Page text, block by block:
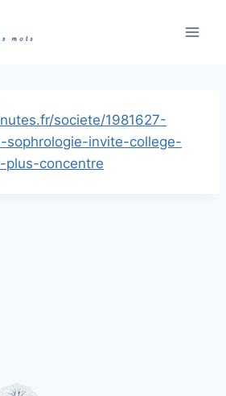
societe/1981627-
sophrologie-invite-college-
plus-concentre